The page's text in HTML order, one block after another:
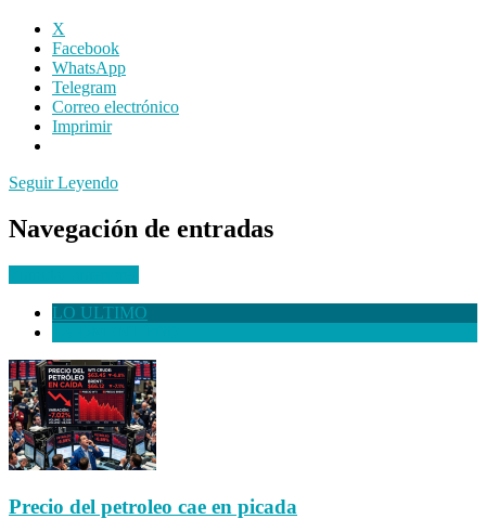
X
Facebook
WhatsApp
Telegram
Correo electrónico
Imprimir
Seguir Leyendo
Navegación de entradas
LO ULTIMO
Precio del petroleo cae en picada